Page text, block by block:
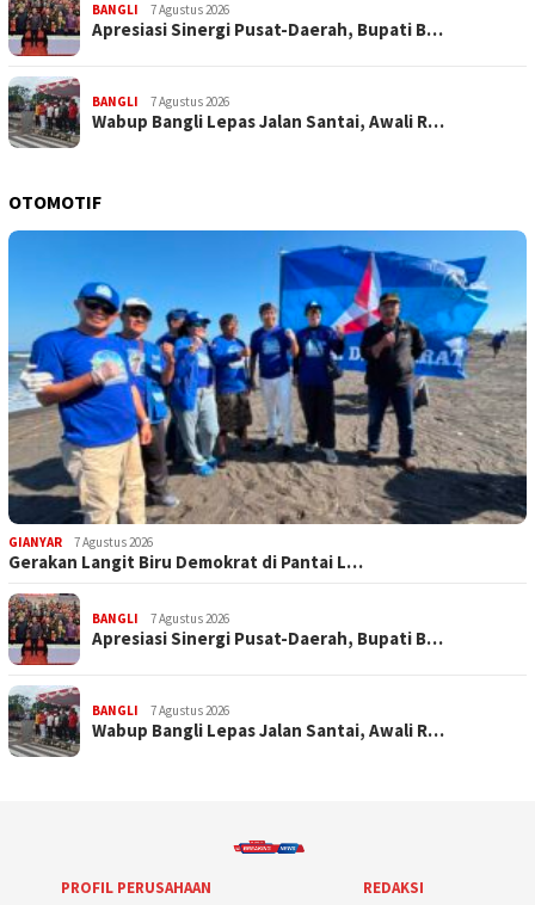
BANGLI 7 Agustus 2026
Apresiasi Sinergi Pusat-Daerah, Bupati B…
BANGLI 7 Agustus 2026
Wabup Bangli Lepas Jalan Santai, Awali R…
OTOMOTIF
GIANYAR 7 Agustus 2026
Gerakan Langit Biru Demokrat di Pantai L…
BANGLI 7 Agustus 2026
Apresiasi Sinergi Pusat-Daerah, Bupati B…
BANGLI 7 Agustus 2026
Wabup Bangli Lepas Jalan Santai, Awali R…
PROFIL PERUSAHAAN REDAKSI